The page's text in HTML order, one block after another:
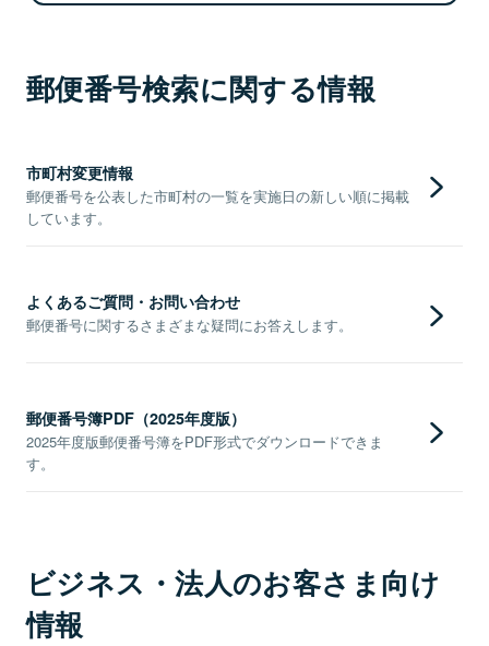
郵便番号検索に関する情報
市町村変更情報
郵便番号を公表した市町村の一覧を実施日の新しい順に掲載
しています。
よくあるご質問・お問い合わせ
郵便番号に関するさまざまな疑問にお答えします。
郵便番号簿PDF（2025年度版）
2025年度版郵便番号簿をPDF形式でダウンロードできま
す。
ビジネス・法人のお客さま向け
情報